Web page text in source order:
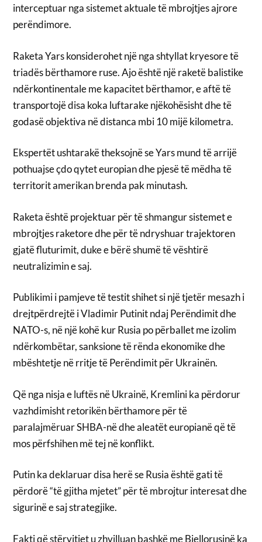
interceptuar nga sistemet aktuale të mbrojtjes ajrore
perëndimore.
Raketa Yars konsiderohet një nga shtyllat kryesore të
triadës bërthamore ruse. Ajo është një raketë balistike
ndërkontinentale me kapacitet bërthamor, e aftë të
transportojë disa koka luftarake njëkohësisht dhe të
godasë objektiva në distanca mbi 10 mijë kilometra.
Ekspertët ushtarakë theksojnë se Yars mund të arrijë
pothuajse çdo qytet europian dhe pjesë të mëdha të
territorit amerikan brenda pak minutash.
Raketa është projektuar për të shmangur sistemet e
mbrojtjes raketore dhe për të ndryshuar trajektoren
gjatë fluturimit, duke e bërë shumë të vështirë
neutralizimin e saj.
Publikimi i pamjeve të testit shihet si një tjetër mesazh i
drejtpërdrejtë i Vladimir Putinit ndaj Perëndimit dhe
NATO-s, në një kohë kur Rusia po përballet me izolim
ndërkombëtar, sanksione të rënda ekonomike dhe
mbështetje në rritje të Perëndimit për Ukrainën.
Që nga nisja e luftës në Ukrainë, Kremlini ka përdorur
vazhdimisht retorikën bërthamore për të
paralajmëruar SHBA-në dhe aleatët europianë që të
mos përfshihen më tej në konflikt.
Putin ka deklaruar disa herë se Rusia është gati të
përdorë “të gjitha mjetet” për të mbrojtur interesat dhe
sigurinë e saj strategjike.
Fakti që stërvitjet u zhvilluan bashkë me Bjellorusinë ka